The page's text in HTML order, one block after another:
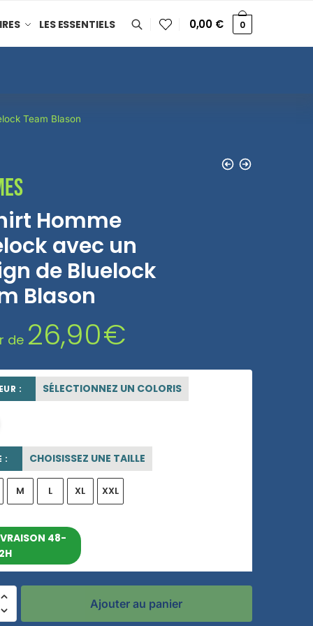
LES ESSENTIELS 0,00 € 0
Team Blason
Homme
avec un
de Bluelock
Blason
de 26,90€
: SÉLECTIONNEZ UN COLORIS
: CHOISISSEZ UNE TAILLE
M L XL XXL
48-
Ajouter au panier